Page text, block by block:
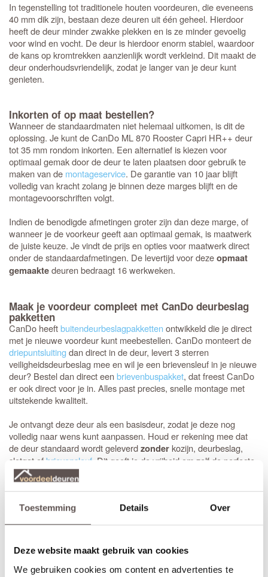
Toestemming Details Over
Deze website maakt gebruik van cookies
We gebruiken cookies om content en advertenties te
In tegenstelling tot traditionele houten voordeuren, die eveneens
40 mm dik zijn, bestaan deze deuren uit één geheel. Hierdoor
heeft de deur minder zwakke plekken en is ze minder gevoelig
voor wind en vocht. De deur is hierdoor enorm stabiel, waardoor
de kans op kromtrekken aanzienlijk wordt verkleind. Dit maakt de
deur onderhoudsvriendelijk, zodat je langer van je deur kunt
genieten.
Inkorten of op maat bestellen?
Wanneer de standaardmaten niet helemaal uitkomen, is dit de
oplossing. Je kunt de CanDo ML 870 Rooster Capri HR++ deur
tot 35 mm rondom inkorten. Een alternatief is kiezen voor
optimaal gemak door de deur te laten plaatsen door gebruik te
maken van de montageservice. De garantie van 10 jaar blijft
volledig van kracht zolang je binnen deze marges blijft en de
montagevoorschriften volgt.
Indien de benodigde afmetingen groter zijn dan deze marge, of
wanneer je de voorkeur geeft aan optimaal gemak, is maatwerk
de juiste keuze. Je vindt de prijs en opties voor maatwerk direct
onder de standaardafmetingen. De levertijd voor dezeopmaat
gemaaktedeuren bedraagt 16 werkweken.
Maak je voordeur compleet met CanDo deurbeslag
pakketten
CanDo heeftbuitendeurbeslagpakketten ontwikkeld die je direct
met je nieuwe voordeur kunt meebestellen. CanDo monteert de
driepuntsluitingdan direct in de deur, levert 3 sterren
veiligheidsdeurbeslag mee en wil je een brievensleuf in je nieuwe
deur? Bestel dan direct eenbrievenbuspakket, dat freest CanDo
er ook direct voor je in. Alles past precies, snelle montage met
uitstekende kwaliteit.
Je ontvangt deze deur als een basisdeur, zodat je deze nog
volledig naar wens kunt aanpassen. Houd er rekening mee dat
de deur standaard wordt geleverdzonderkozijn, deurbeslag,
slotgat ofbrievensleuf . Dit geeft je de vrijheid om zelf de perfecte
accessoires te kiezen die bij jouw stijl passen!
Extra bewerkingen naar wens
standaard hoogte aangebracht. De deurkruk zit altijd op een
hoogte van 105 cm gemeten vanaf de onderzijde van de deur.